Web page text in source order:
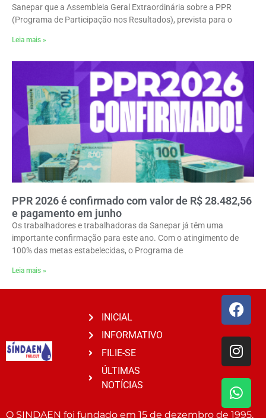
Sanepar que a Assembleia Geral Extraordinária sobre a PPR
(Programa de Participação nos Resultados), prevista para o
Leia mais »
PPR 2026 é confirmado com valor de R$ 28.482,56
e pagamento em junho
Os trabalhadores e trabalhadoras da Sanepar já têm uma
importante confirmação para este ano. Com o atingimento de
100% das metas estabelecidas, o Programa de
Leia mais »
INICIAL
INFORMATIVO
FILIE-SE
ÚLTIMAS
NOTÍCIAS
O SINDAEN foi fundado em 15 de dezembro de 1995,